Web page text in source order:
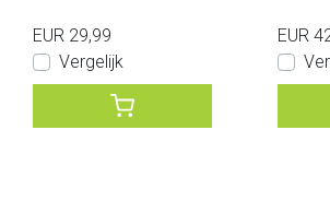
EUR 29,99
Vergelijk
EUR